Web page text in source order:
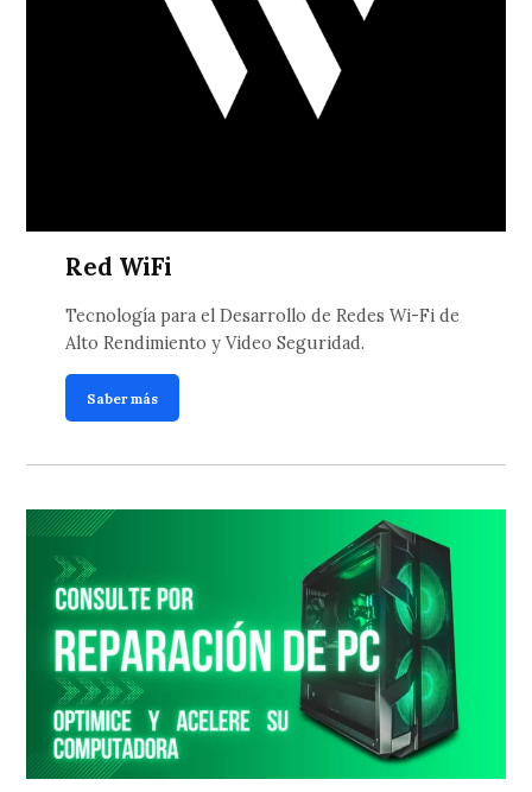
Red WiFi
Tecnología para el Desarrollo de Redes Wi-Fi de
Alto Rendimiento y Video Seguridad.
Saber más